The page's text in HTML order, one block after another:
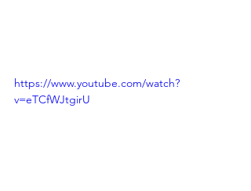
https://www.youtube.com/watch?
v=eTCfWJtgirU